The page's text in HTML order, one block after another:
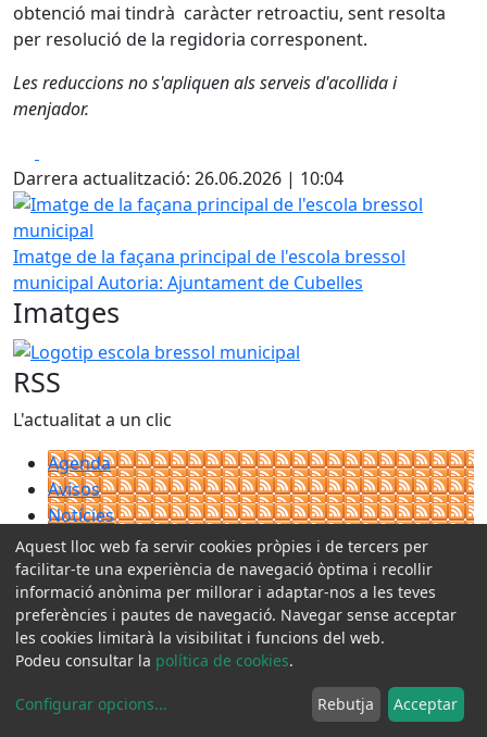
obtenció mai tindrà caràcter retroactiu, sent resolta
per resolució de la regidoria corresponent.
Les reduccions no s'apliquen als serveis d'acollida i
menjador.
Darrera actualització: 26.06.2026 | 10:04
Imatge de la façana principal de l'escola bressol
Imatge de la façana principal de l'escola bressol
municipal Autoria: Ajuntament de Cubelles
Imatges
Logotip escola bressol municipal
RSS
L'actualitat a un clic
Agenda
Avisos
Notícies
Processos selectius
Publicacions
Adreces i telèfons
Aquest lloc web fa servir cookies pròpies i de tercers per
facilitar-te una experiència de navegació òptima i recollir
informació anònima per millorar i adaptar-nos a les teves
preferències i pautes de navegació. Navegar sense acceptar
les cookies limitarà la visibilitat i funcions del web.
Podeu consultar la política de cookies.
Configurar opcions... Rebutja Acceptar